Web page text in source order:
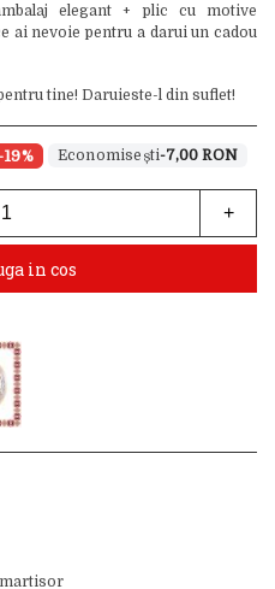
elegant + plic cu motive
ai nevoie pentru a darui un cadou
tine! Daruieste-l din suflet!
-19% -7,00 RON
+
in cos
martisor